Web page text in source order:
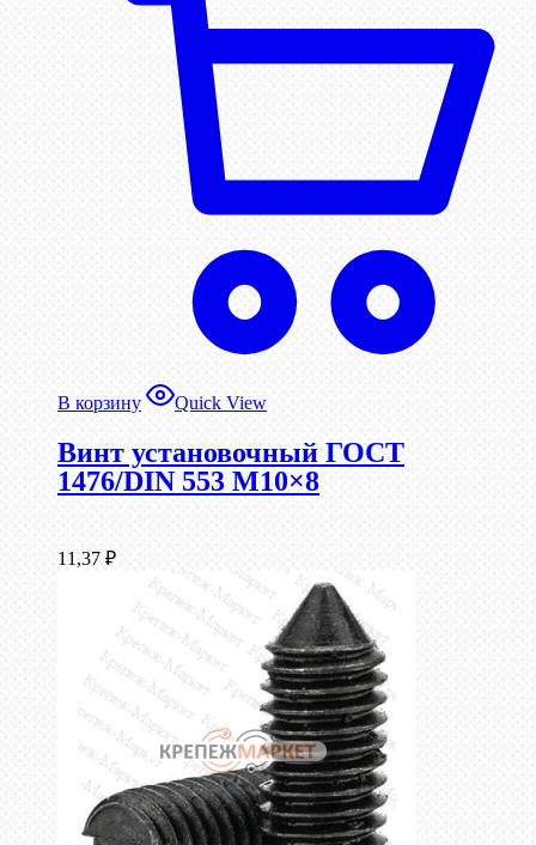
В корзину Quick View
Винт установочный ГОСТ
1476/DIN 553 М10×8
11,37 ₽